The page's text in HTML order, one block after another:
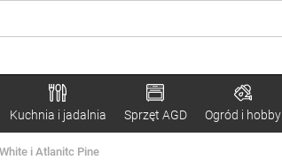
Kuchnia i jadalnia Sprzęt AGD Ogród i hobby
i Atlanitc Pine